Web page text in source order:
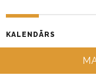
KALENDĀRS